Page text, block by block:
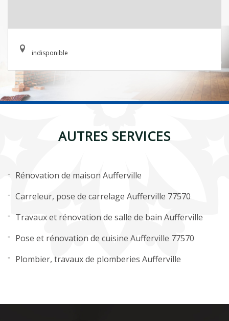
indisponible
AUTRES SERVICES
Rénovation de maison Aufferville
Carreleur, pose de carrelage Aufferville 77570
Travaux et rénovation de salle de bain Aufferville
Pose et rénovation de cuisine Aufferville 77570
Plombier, travaux de plomberies Aufferville